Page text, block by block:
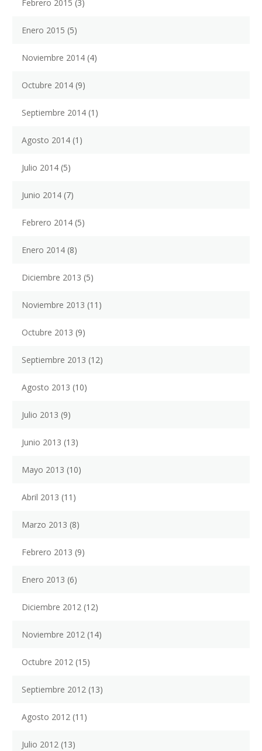
Febrero 2015 (3)
Enero 2015 (5)
Noviembre 2014 (4)
Octubre 2014 (9)
Septiembre 2014 (1)
Agosto 2014 (1)
Julio 2014 (5)
Junio 2014 (7)
Febrero 2014 (5)
Enero 2014 (8)
Diciembre 2013 (5)
Noviembre 2013 (11)
Octubre 2013 (9)
Septiembre 2013 (12)
Agosto 2013 (10)
Julio 2013 (9)
Junio 2013 (13)
Mayo 2013 (10)
Abril 2013 (11)
Marzo 2013 (8)
Febrero 2013 (9)
Enero 2013 (6)
Diciembre 2012 (12)
Noviembre 2012 (14)
Octubre 2012 (15)
Septiembre 2012 (13)
Agosto 2012 (11)
Julio 2012 (13)